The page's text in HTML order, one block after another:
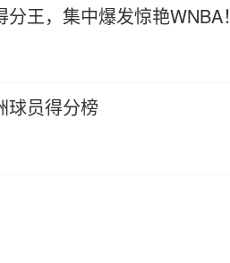
王，集中爆发惊艳WNBA！
球员得分榜